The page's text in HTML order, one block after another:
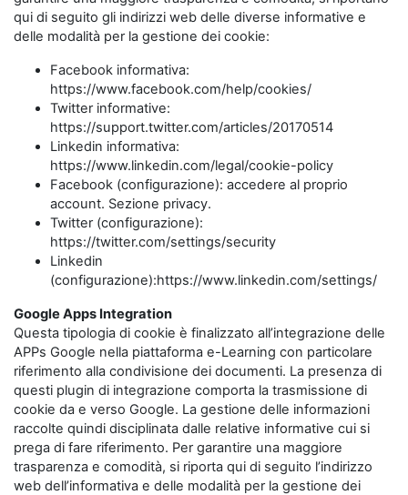
qui di seguito gli indirizzi web delle diverse informative e
delle modalità per la gestione dei cookie:
Facebook informativa:
https://www.facebook.com/help/cookies/
Twitter informative:
https://support.twitter.com/articles/20170514
Linkedin informativa:
https://www.linkedin.com/legal/cookie-policy
Facebook (configurazione): accedere al proprio
account. Sezione privacy.
Twitter (configurazione):
https://twitter.com/settings/security
Linkedin
(configurazione):https://www.linkedin.com/settings/
Google Apps Integration
Questa tipologia di cookie è finalizzato all’integrazione delle
APPs Google nella piattaforma e-Learning con particolare
riferimento alla condivisione dei documenti. La presenza di
questi plugin di integrazione comporta la trasmissione di
cookie da e verso Google. La gestione delle informazioni
raccolte quindi disciplinata dalle relative informative cui si
prega di fare riferimento. Per garantire una maggiore
trasparenza e comodità, si riporta qui di seguito l’indirizzo
web dell’informativa e delle modalità per la gestione dei